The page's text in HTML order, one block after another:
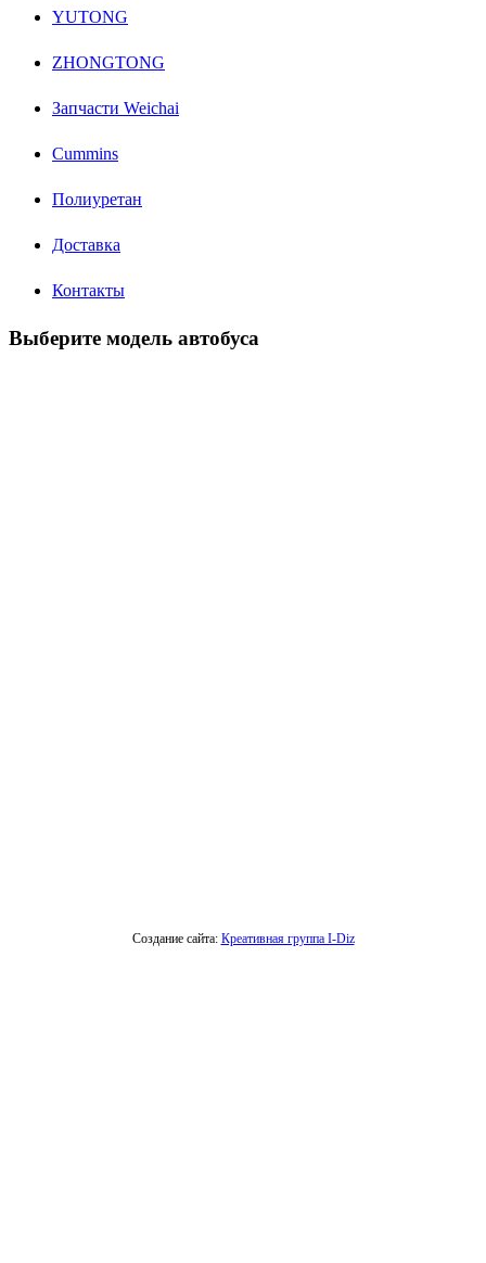
YUTONG
ZHONGTONG
Запчасти Weichai
Cummins
Полиуретан
Доставка
Контакты
Выберите модель автобуса
Создание сайта: Креативная группа I-Diz